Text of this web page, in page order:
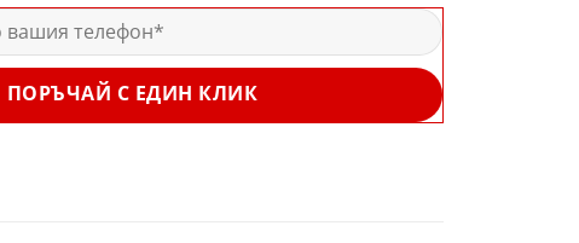
ПОРЪЧАЙ С ЕДИН КЛИК